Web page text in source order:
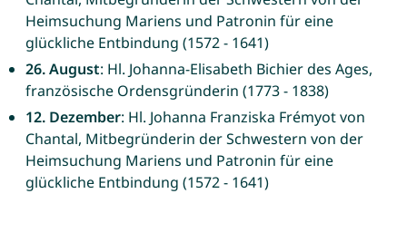
Heimsuchung Mariens und Patronin für eine
glückliche Entbindung (1572 - 1641)
26. August: Hl. Johanna-Elisabeth Bichier des Ages,
französische Ordensgründerin (1773 - 1838)
12. Dezember: Hl. Johanna Franziska Frémyot von
Chantal, Mitbegründerin der Schwestern von der
Heimsuchung Mariens und Patronin für eine
glückliche Entbindung (1572 - 1641)